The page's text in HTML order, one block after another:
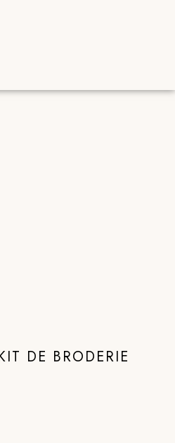
DE BRODERIE